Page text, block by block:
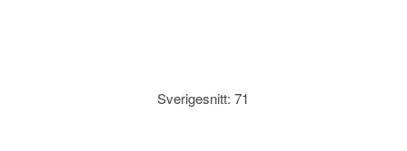
Sverigesnitt: 71